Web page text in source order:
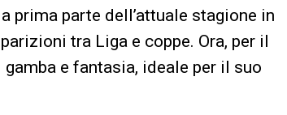
prima parte dell’attuale stagione in
tra Liga e coppe. Ora, per il
e fantasia, ideale per il suo